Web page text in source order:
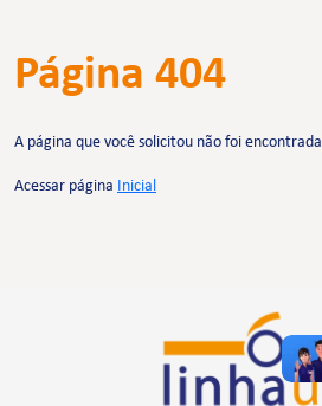
Página 404
A página que você solicitou não foi encontrada
Acessar página Inicial